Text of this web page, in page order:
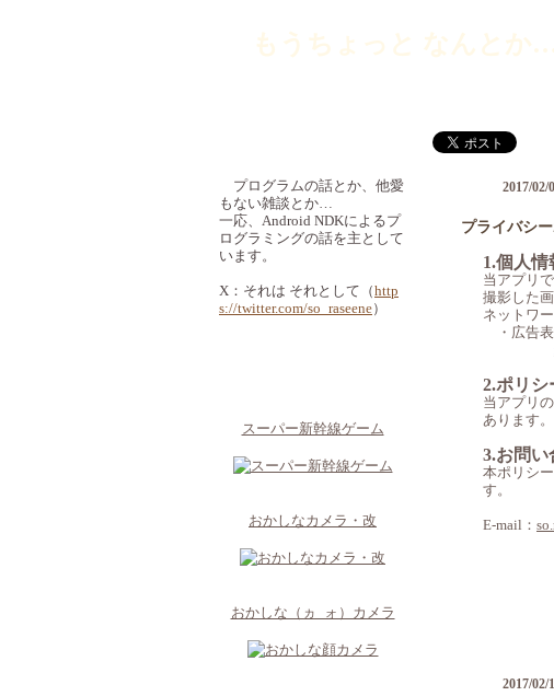
もうちょっと なんとか
プログラムの話とか、他愛
もない雑談とか…
一応、Android NDKによるプ
ログラミングの話を主として
います。
X：それは それとして（http
s://twitter.com/so_raseene）
スーパー新幹線ゲーム
おかしなカメラ・改
おかしな（ヵ_ォ）カメラ
プライバシ
2017/02/
1.個人
当アプリ
撮影した
ネットワ
・広告表
2.ポリシ
当アプリ
あります。
3.お問い
本ポリシ
す。
E-mail：
2017/02/